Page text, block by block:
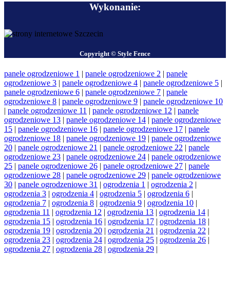
Wykonanie:
Copyright © Style Fence
panele ogrodzeniowe 1 | panele ogrodzeniowe 2 | panele
ogrodzeniowe 3 | panele ogrodzeniowe 4 | panele ogrodzeniowe 5 |
panele ogrodzeniowe 6 | panele ogrodzeniowe 7 | panele
ogrodzeniowe 8 | panele ogrodzeniowe 9 | panele ogrodzeniowe 10
| panele ogrodzeniowe 11 | panele ogrodzeniowe 12 | panele
ogrodzeniowe 13 | panele ogrodzeniowe 14 | panele ogrodzeniowe
15 | panele ogrodzeniowe 16 | panele ogrodzeniowe 17 | panele
ogrodzeniowe 18 | panele ogrodzeniowe 19 | panele ogrodzeniowe
20 | panele ogrodzeniowe 21 | panele ogrodzeniowe 22 | panele
ogrodzeniowe 23 | panele ogrodzeniowe 24 | panele ogrodzeniowe
25 | panele ogrodzeniowe 26 | panele ogrodzeniowe 27 | panele
ogrodzeniowe 28 | panele ogrodzeniowe 29 | panele ogrodzeniowe
30 | panele ogrodzeniowe 31 | ogrodzenia 1 | ogrodzenia 2 |
ogrodzenia 3 | ogrodzenia 4 | ogrodzenia 5 | ogrodzenia 6 |
ogrodzenia 7 | ogrodzenia 8 | ogrodzenia 9 | ogrodzenia 10 |
ogrodzenia 11 | ogrodzenia 12 | ogrodzenia 13 | ogrodzenia 14 |
ogrodzenia 15 | ogrodzenia 16 | ogrodzenia 17 | ogrodzenia 18 |
ogrodzenia 19 | ogrodzenia 20 | ogrodzenia 21 | ogrodzenia 22 |
ogrodzenia 23 | ogrodzenia 24 | ogrodzenia 25 | ogrodzenia 26 |
ogrodzenia 27 | ogrodzenia 28 | ogrodzenia 29 |